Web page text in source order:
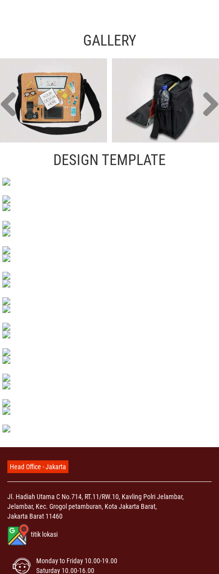
GALLERY
DESIGN TEMPLATE
Head Office - Jakarta
Jl. Hadiah Utama C No.714, RT.11/RW.10, Kavling Polri Jelambar,
Jelambar, Kec. Grogol petamburan, Kota Jakarta Barat,
Jakarta Barat 11460
titik lokasi
Monday to Friday 10.00-19.00
Saturday 10.00-16.00